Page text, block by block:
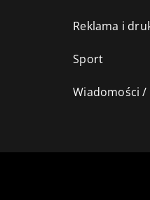
Reklama i
Sport
Wiadomości